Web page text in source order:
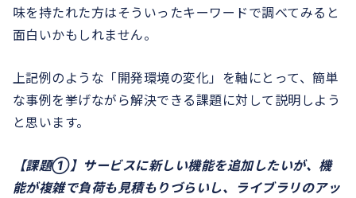
味を持たれた方はそういったキーワードで調べてみると
面白いかもしれません。
上記例のような「開発環境の変化」を軸にとって、簡単
な事例を挙げながら解決できる課題に対して説明しよう
と思います。
【課題①】サービスに新しい機能を追加したいが、機
能が複雑で負荷も見積もりづらいし、ライブラリのアッ